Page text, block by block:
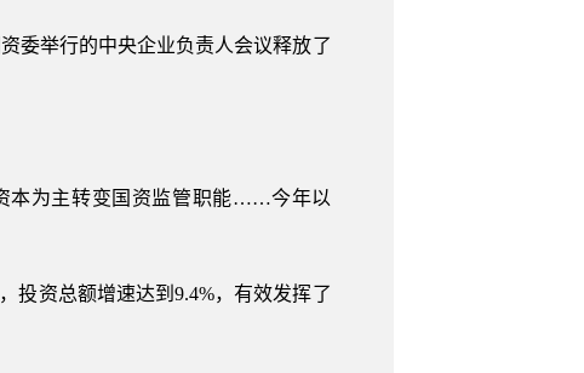
委举行的中央企业负责人会议释放了
本为主转变国资监管职能……今年以
投资总额增速达到9.4%，有效发挥了